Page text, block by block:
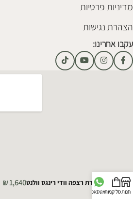
מדיניות פרטיות
הצהרת נגישות
עקבו אחרינו:
חנותסל קניותוואטסאפ
מנורת רצפה וודי רינגס וולנט ₪1,640